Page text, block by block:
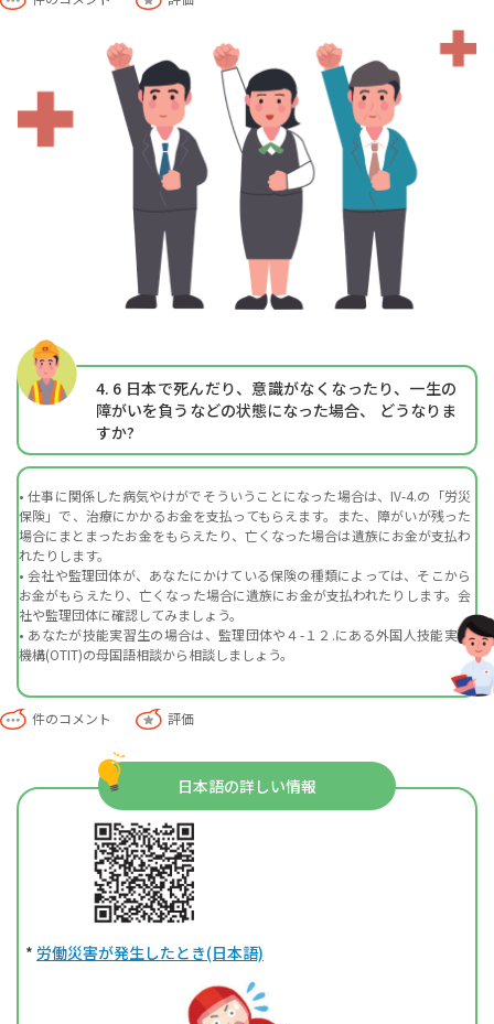
4. 6 日本で死んだり、意識がなくなったり、一生の
障がいを負うなどの状態になった場合、 どうなりま
すか?
• 仕事に関係した病気やけがでそういうことになった場合は、IV-4.の「労災
保険」で、治療にかかるお金を支払ってもらえます。また、障がいが残った
場合にまとまったお金をもらえたり、亡くなった場合は遺族にお金が支払わ
れたりします。
• 会社や監理団体が、あなたにかけている保険の種類によっては、そこから
お金がもらえたり、亡くなった場合に遺族にお金が支払われたりします。会
社や監理団体に確認してみましょう。
• あなたが技能実習生の場合は、監理団体や４-１２.にある外国人技能実習
機構(OTIT)の母国語相談から相談しましょう。
件のコメント 評価
日本語の詳しい情報
* 労働災害が発生したとき(日本語)